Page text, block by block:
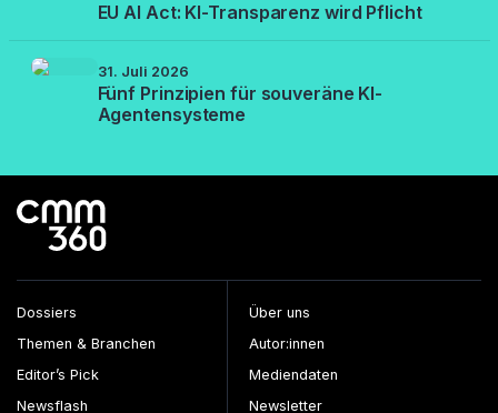
EU AI Act: KI-Transparenz wird Pflicht
31. Juli 2026
Fünf Prinzipien für souveräne KI-
Agentensysteme
Dossiers
Themen & Branchen
Editor’s Pick
Newsflash
Über uns
Autor:innen
Mediendaten
Newsletter